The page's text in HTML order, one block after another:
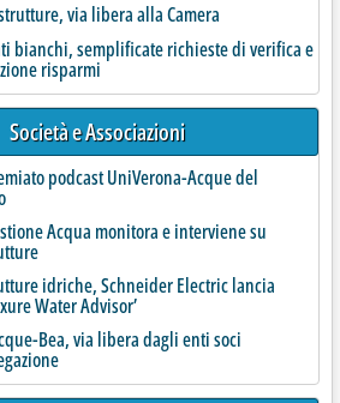
a controllo pubblico a chi abbia svolto incarichi
il divieto di incarichi consecutivi'
via libera alla Camera
bianchi, semplificate richieste di verifica e
risparmi
Società e Associazioni
podcast UniVerona-Acque del
Acqua monitora e interviene su
idriche, Schneider Electric lancia
Water Advisor’
Bea, via libera dagli enti soci